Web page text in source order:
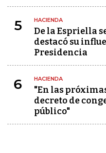
5 HACIENDA
De la Espriella
destacó su
Presidencia
6 HACIENDA
"En las
decreto de
público"